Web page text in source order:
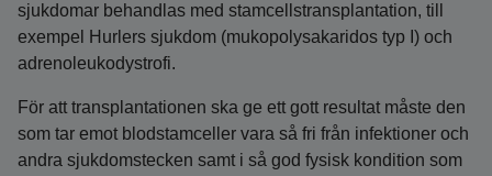
sjukdomar behandlas med stamcellstransplantation, till
exempel Hurlers sjukdom (mukopolysakaridos typ I) och
adrenoleukodystrofi.
För att transplantationen ska ge ett gott resultat måste den
som tar emot blodstamceller vara så fri från infektioner och
andra sjukdomstecken samt i så god fysisk kondition som